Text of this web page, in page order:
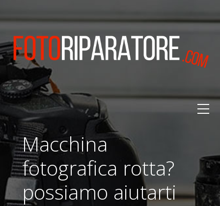
Macchina
fotografica rotta?
possiamo aiutarti